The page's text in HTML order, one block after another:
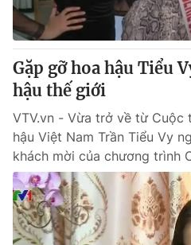
Gặp gỡ hoa hậu Tiểu
hậu thế giới
VTV.vn - Vừa trở về từ Cuộc
hậu Việt Nam Trần Tiểu Vy
khách mời của chương trình